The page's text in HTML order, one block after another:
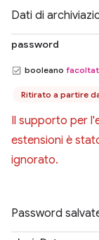
Dati di
password
booleano
Ritirato a partire
Il supporto per
estensioni è
ignorato.
Password